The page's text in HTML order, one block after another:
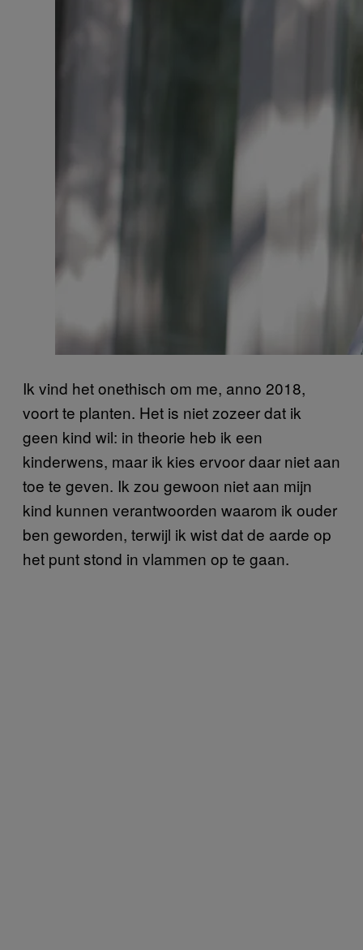
Ik vind het onethisch om me, anno 2018,
voort te planten. Het is niet zozeer dat ik
geen kind wil: in theorie heb ik een
kinderwens, maar ik kies ervoor daar niet aan
toe te geven. Ik zou gewoon niet aan mijn
kind kunnen verantwoorden waarom ik ouder
ben geworden, terwijl ik wist dat de aarde op
het punt stond in vlammen op te gaan.